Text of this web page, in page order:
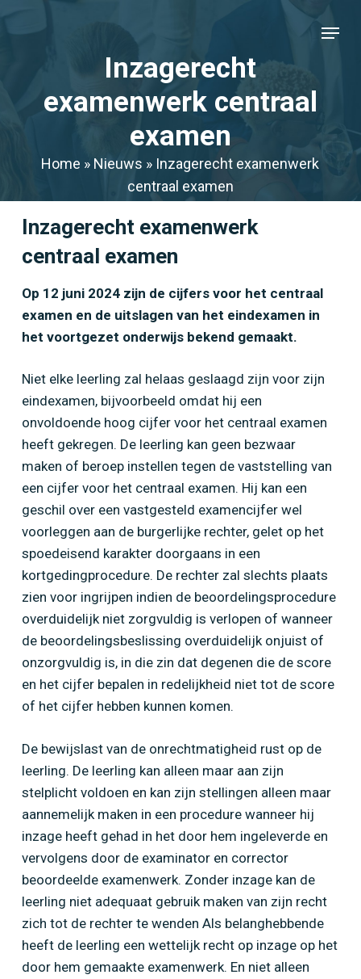
Menu
Inzagerecht
examenwerk centraal
examen
Home » Nieuws » Inzagerecht examenwerk
centraal examen
Inzagerecht examenwerk
centraal examen
Op 12 juni 2024 zijn de cijfers voor het centraal
examen en de uitslagen van het eindexamen in
het voortgezet onderwijs bekend gemaakt.
Niet elke leerling zal helaas geslaagd zijn voor zijn
eindexamen, bijvoorbeeld omdat hij een
onvoldoende hoog cijfer voor het centraal examen
heeft gekregen. De leerling kan geen bezwaar
maken of beroep instellen tegen de vaststelling van
een cijfer voor het centraal examen. Hij kan een
geschil over een vastgesteld examencijfer wel
voorleggen aan de burgerlijke rechter, gelet op het
spoedeisend karakter doorgaans in een
kortgedingprocedure. De rechter zal slechts plaats
zien voor ingrijpen indien de beoordelingsprocedure
overduidelijk niet zorgvuldig is verlopen of wanneer
de beoordelingsbeslissing overduidelijk onjuist of
onzorgvuldig is, in die zin dat degenen die de score
en het cijfer bepalen in redelijkheid niet tot de score
of het cijfer hebben kunnen komen.
De bewijslast van de onrechtmatigheid rust op de
leerling. De leerling kan alleen maar aan zijn
stelplicht voldoen en kan zijn stellingen alleen maar
aannemelijk maken in een procedure wanneer hij
inzage heeft gehad in het door hem ingeleverde en
vervolgens door de examinator en corrector
beoordeelde examenwerk. Zonder inzage kan de
leerling niet adequaat gebruik maken van zijn recht
zich tot de rechter te wenden Als belanghebbende
heeft de leerling een wettelijk recht op inzage op het
door hem gemaakte examenwerk. En niet alleen